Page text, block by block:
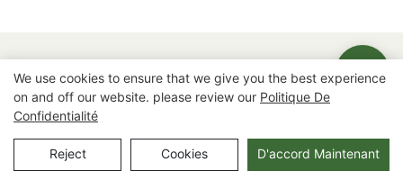
Manufacturing Co., Ltd. | Plan du site
We use cookies to ensure that we give you the best experience
on and off our website. please review our Politique De
Confidentialité
Reject Cookies D'accord Maintenant